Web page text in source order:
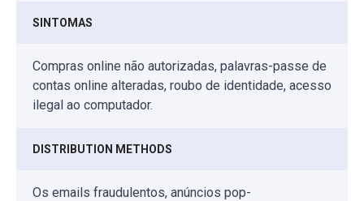
SINTOMAS
Compras online não autorizadas, palavras-passe de
contas online alteradas, roubo de identidade, acesso
ilegal ao computador.
DISTRIBUTION METHODS
Os emails fraudulentos, anúncios pop-